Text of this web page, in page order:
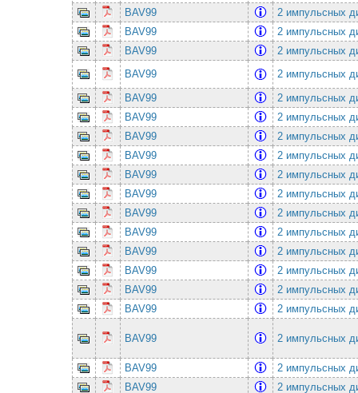
BAV99
2 импульсных
BAV99
2 импульсных
BAV99
2 импульсных
BAV99
2 импульсных
BAV99
2 импульсных
BAV99
2 импульсных
BAV99
2 импульсных
BAV99
2 импульсных
BAV99
2 импульсных
BAV99
2 импульсных
BAV99
2 импульсных
BAV99
2 импульсных
BAV99
2 импульсных
BAV99
2 импульсных
BAV99
2 импульсных
BAV99
2 импульсных
BAV99 2 импульсных
BAV99
2 импульсных
BAV99
2 импульсных